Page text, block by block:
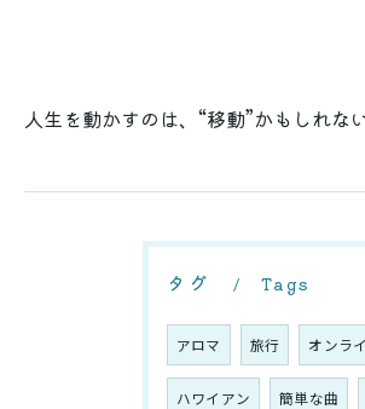
人生を動かすのは、“移動”かもしれな
タグ Tags
アロマ 旅行 オンラ
ハワイアン 簡単な曲